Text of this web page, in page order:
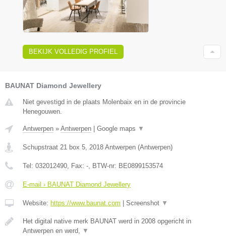
BEKIJK VOLLEDIG PROFIEL
BAUNAT Diamond Jewellery
Niet gevestigd in de plaats Molenbaix en in de provincie
Henegouwen.
Antwerpen » Antwerpen Google maps ▼
Schupstraat 21 box 5 2018 Antwerpen (Antwerpen)
Tel: 032012490 , Fax: - , BTW-nr: BE0899153574
E-mail › BAUNAT Diamond Jewellery
Website: https://www.baunat.com Screenshot ▼
Het digital native merk BAUNAT werd in 2008 opgericht in
Antwerpen en werd,
▼